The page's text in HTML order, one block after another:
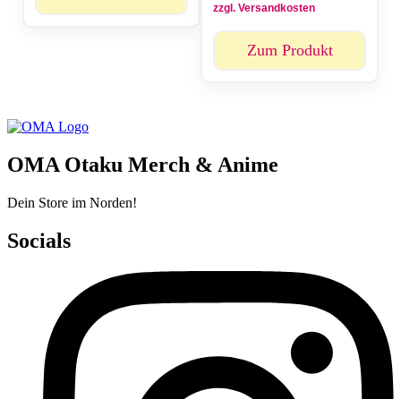
zzgl. Versandkosten
Zum Produkt
OMA Otaku Merch & Anime
Dein Store im Norden!
Socials